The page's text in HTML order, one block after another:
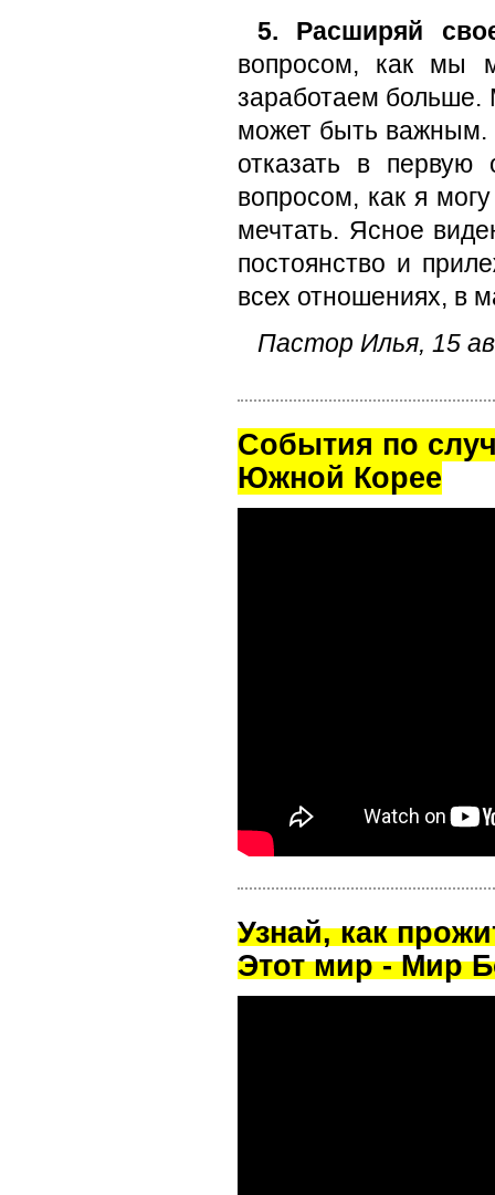
5. Расширяй
вопросом, как мы
заработаем больше.
может быть важным.
отказать в
вопросом, как я
мечтать. Ясное
постоянство и
всех отношениях, в
Пастор Илья, 15
Cобытия по
Южной Корее
Узнай, как
Этот мир - Мир